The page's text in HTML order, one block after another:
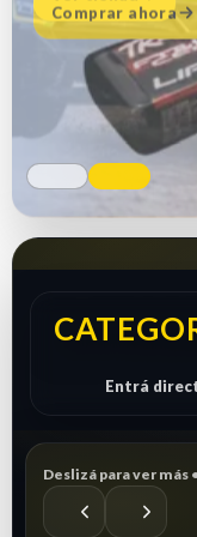
Comprar ahora
Entrá
Deslizá para ver